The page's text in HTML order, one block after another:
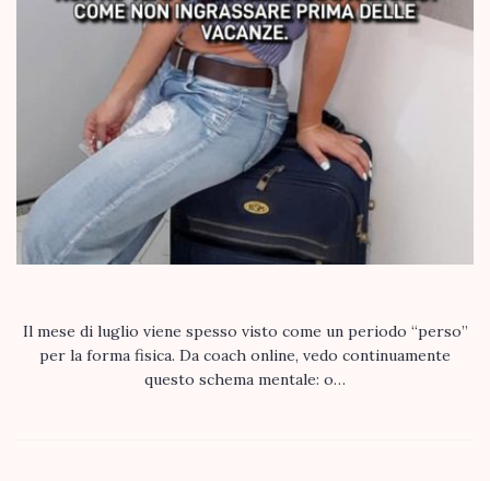
Il mese di luglio viene spesso visto come un periodo “perso”
per la forma fisica. Da coach online, vedo continuamente
questo schema mentale: o…